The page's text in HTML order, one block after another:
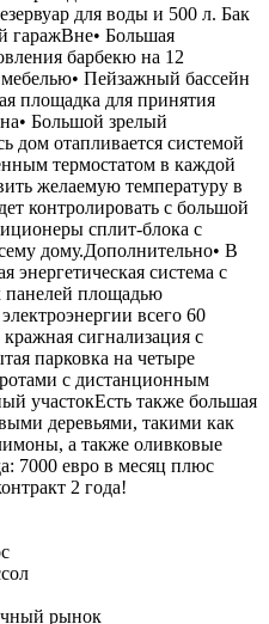
для воды и 500 л. Бак
гаражВне• Большая
барбекю на 12
Пейзажный бассейн
площадка для принятия
Большой зрелый
дом отапливается системой
термостатом в каждой
желаемую температуру в
контролировать с большой
сплит-блока с
дому.Дополнительно• В
энергетическая система с
панелей площадью
всего 60
сигнализация с
парковка на четыре
с дистанционным
участокЕсть также большая
деревьями, такими как
а также оливковые
7000 евро в месяц плюс
2 года!
рынок